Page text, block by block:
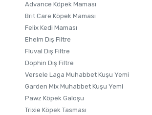
Advance Köpek Maması
Brit Care Köpek Maması
Felix Kedi Maması
Eheim Dış Filtre
Fluval Dış Filtre
Dophin Dış Filtre
Versele Laga Muhabbet Kuşu Yemi
Garden Mix Muhabbet Kuşu Yemi
Pawz Köpek Galoşu
Trixie Köpek Tasması